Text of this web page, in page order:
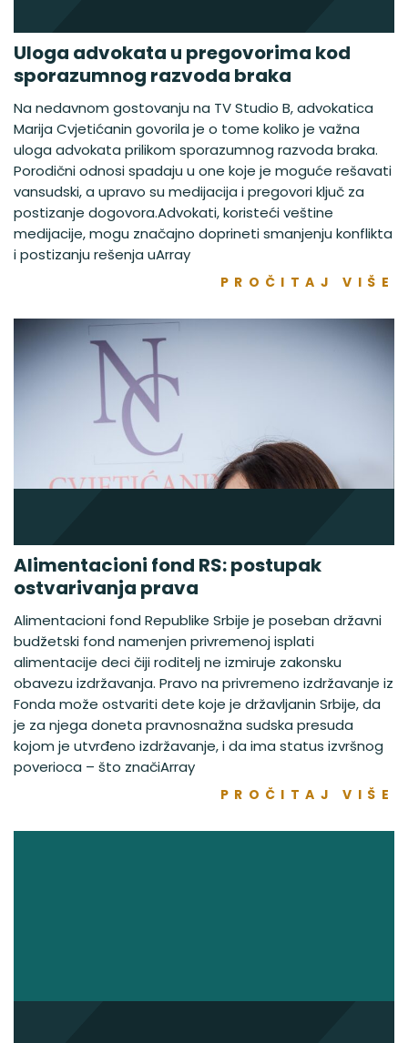
Uloga advokata u pregovorima kod
sporazumnog razvoda braka
Na nedavnom gostovanju na TV Studio B, advokatica
Marija Cvjetićanin govorila je o tome koliko je važna
uloga advokata prilikom sporazumnog razvoda braka.
Porodični odnosi spadaju u one koje je moguće rešavati
vansudski, a upravo su medijacija i pregovori ključ za
postizanje dogovora.Advokati, koristeći veštine
medijacije, mogu značajno doprineti smanjenju konflikta
i postizanju rešenja uArray
PROČITAJ VIŠE
Alimentacioni fond RS: postupak
ostvarivanja prava
Alimentacioni fond Republike Srbije je poseban državni
budžetski fond namenjen privremenoj isplati
alimentacije deci čiji roditelj ne izmiruje zakonsku
obavezu izdržavanja. Pravo na privremeno izdržavanje iz
Fonda može ostvariti dete koje je državljanin Srbije, da
je za njega doneta pravnosnažna sudska presuda
kojom je utvrđeno izdržavanje, i da ima status izvršnog
poverioca – što značiArray
PROČITAJ VIŠE